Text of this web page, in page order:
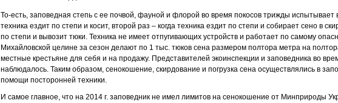
То-есть, заповедная степь с ее почвой, фауной и флорой во время покосов трижды испытывает
техника ездит по степи и косит, второй раз – когда техника ездит по степи и собирает сено в
по степи и вывозит тюки. Техника не имеет отпугивающих устройств и работает по самому
Михайловской целине за сезон делают по 1 тыс. тюков сена размером полтора метра на
местные крестьяне для себя и на продажу. Представителей экоинспекции и заповедника во
наблюдалось. Таким образом, сенокошение, скирдование и погрузка сена осуществлялись в
помощи посторонней техники.
И самое главное, что на 2014 г. заповедник не имел лимитов на сенокошение от Минприроды